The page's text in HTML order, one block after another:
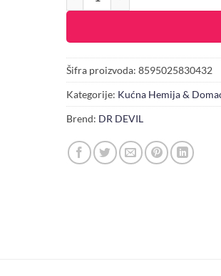
Šifra proizvoda:8595025830432
Kategorije: Kućna Hemija &
Brend: DR DEVIL